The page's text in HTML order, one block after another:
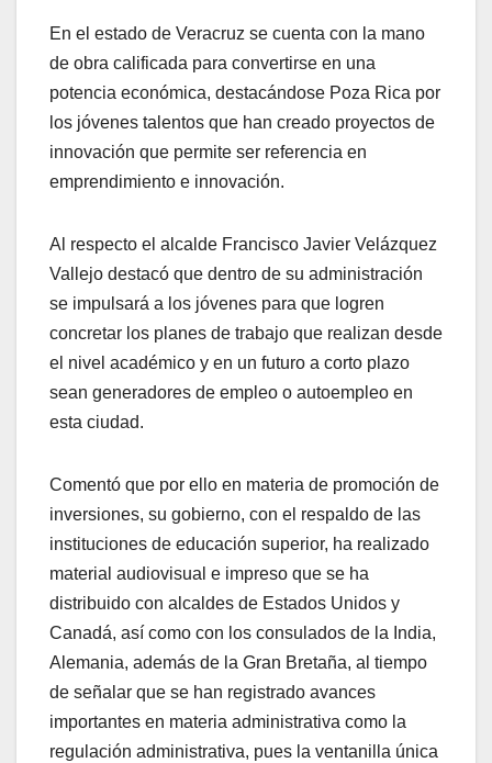
En el estado de Veracruz se cuenta con la mano
de obra calificada para convertirse en una
potencia económica, destacándose Poza Rica por
los jóvenes talentos que han creado proyectos de
innovación que permite ser referencia en
emprendimiento e innovación.
Al respecto el alcalde Francisco Javier Velázquez
Vallejo destacó que dentro de su administración
se impulsará a los jóvenes para que logren
concretar los planes de trabajo que realizan desde
el nivel académico y en un futuro a corto plazo
sean generadores de empleo o autoempleo en
esta ciudad.
Comentó que por ello en materia de promoción de
inversiones, su gobierno, con el respaldo de las
instituciones de educación superior, ha realizado
material audiovisual e impreso que se ha
distribuido con alcaldes de Estados Unidos y
Canadá, así como con los consulados de la India,
Alemania, además de la Gran Bretaña, al tiempo
de señalar que se han registrado avances
importantes en materia administrativa como la
regulación administrativa, pues la ventanilla única